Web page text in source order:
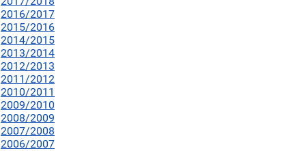
2016/2017
2015/2016
2014/2015
2013/2014
2012/2013
2011/2012
2010/2011
2009/2010
2008/2009
2007/2008
2006/2007